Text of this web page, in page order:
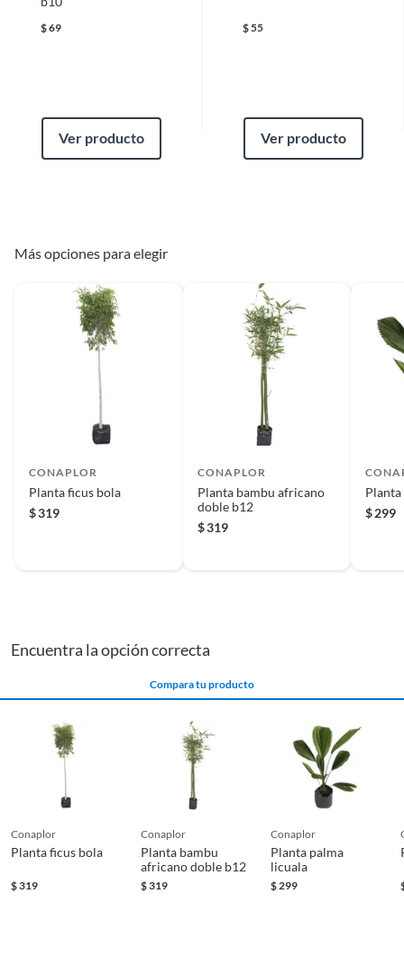
$69
Ver producto
$55
Ver producto
Más opciones para elegir
CONAPLOR
Planta ficus bola
$319
CONAPLOR
Planta bambu africano
doble b12
$319
$299
Encuentra la opción correcta
Compara tu producto
conaplor
Planta ficus bola
$319
conaplor
Planta bambu
africano doble b12
$319
conaplor
Planta palma
licuala
$ 299